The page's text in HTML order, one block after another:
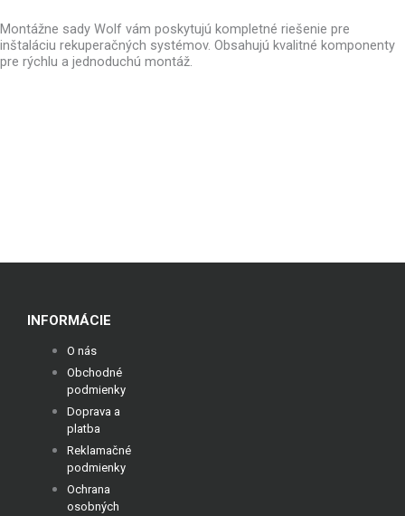
Montážne sady Wolf vám poskytujú kompletné riešenie pre
inštaláciu rekuperačných systémov. Obsahujú kvalitné komponenty
pre rýchlu a jednoduchú montáž.
INFORMÁCIE
O nás
Obchodné
podmienky
Doprava a
platba
Reklamačné
podmienky
Ochrana
osobných